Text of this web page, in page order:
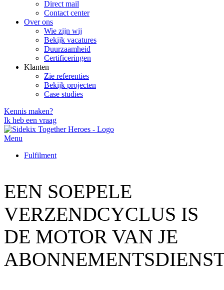
Direct mail
Contact center
Over ons
Wie zijn wij
Bekijk vacatures
Duurzaamheid
Certificeringen
Klanten
Zie referenties
Bekijk projecten
Case studies
Kennis maken?
Ik heb een vraag
Menu
Fulfilment
EEN SOEPELE
VERZENDCYCLUS IS
DE MOTOR VAN JE